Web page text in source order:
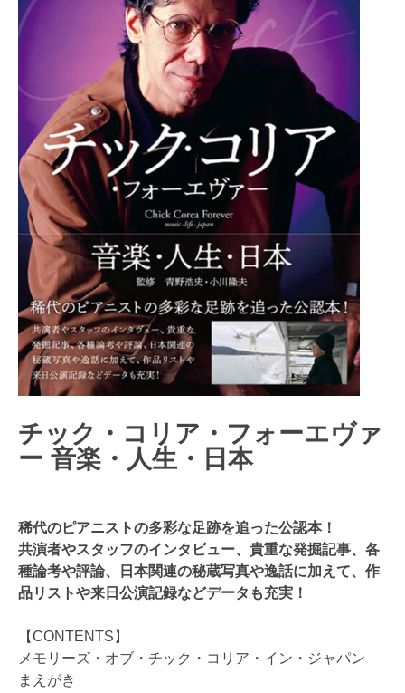
チック・コリア・フォーエヴァ
ー 音楽・人生・日本
稀代のピアニストの多彩な足跡を追った公認本！
共演者やスタッフのインタビュー、貴重な発掘記事、各
種論考や評論、日本関連の秘蔵写真や逸話に加えて、作
品リストや来日公演記録などデータも充実！
【CONTENTS】
メモリーズ・オブ・チック・コリア・イン・ジャパン
まえがき